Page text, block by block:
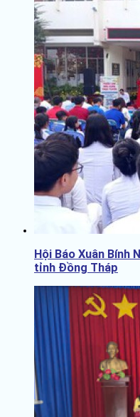
Hội Báo Xuân Bính
tỉnh Đồng Tháp